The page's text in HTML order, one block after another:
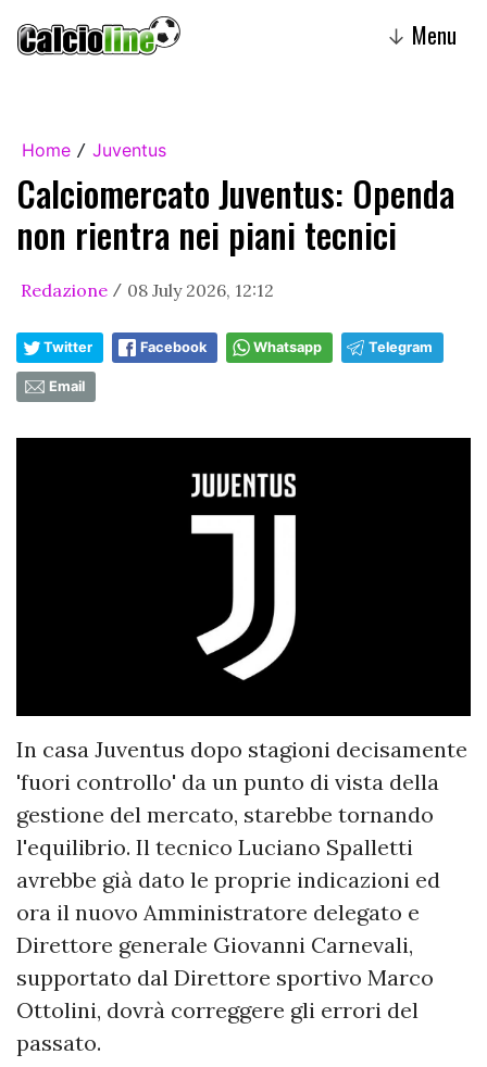
↓ Menu
Home / Juventus
Calciomercato Juventus: Openda
non rientra nei piani tecnici
Redazione / 08 July 2026, 12:12
Twitter Facebook Whatsapp Telegram
Email
In casa Juventus dopo stagioni decisamente
'fuori controllo' da un punto di vista della
gestione del mercato, starebbe tornando
l'equilibrio. Il tecnico Luciano Spalletti
avrebbe già dato le proprie indicazioni ed
ora il nuovo Amministratore delegato e
Direttore generale Giovanni Carnevali,
supportato dal Direttore sportivo Marco
Ottolini, dovrà correggere gli errori del
passato.